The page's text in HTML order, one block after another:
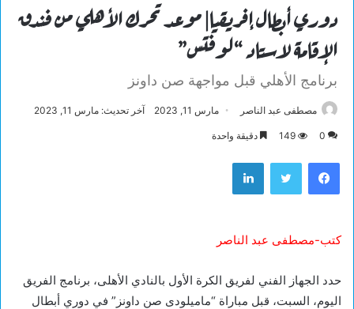
دوري أبطال إفريقيا| موعد تحرك الأهلي من فندق
الإقامة لاستاد “لوفتس”
برنامج الأهلي قبل مواجهة صن داونز
مصطفى عبد الناصر مارس 11, 2023 آخر تحديث: مارس 11, 2023
0
149 دقيقة واحدة
فيسبوك تويتر لينكدإن
كتب-مصطفى عبد الناصر
حدد الجهاز الفني لفريق الكرة الأول بالنادي الأهلى، برنامج الفريق
اليوم، السبت، قبل مباراة “ماميلودى صن داونز” في دوري أبطال